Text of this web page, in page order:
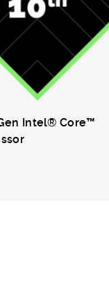
Intel® Core™